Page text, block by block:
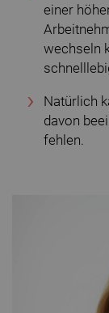
einer
wechseln
Natürlich
davon
fehlen.